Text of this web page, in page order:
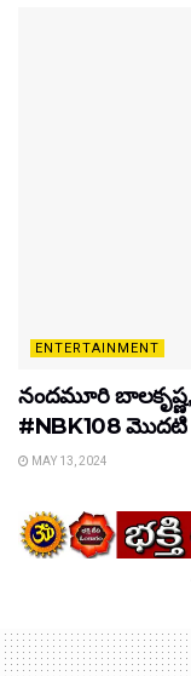
ENTERTAINMENT
నందమూరి
#NBK108 మొదటి
MAY 13, 2024